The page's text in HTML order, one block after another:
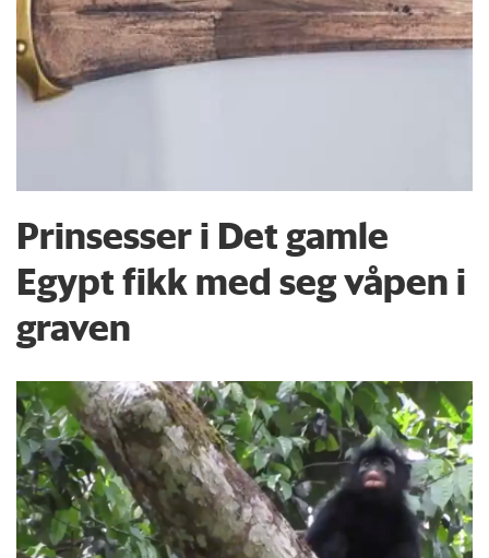
Prinsesser i Det gamle
Egypt fikk med seg våpen i
graven